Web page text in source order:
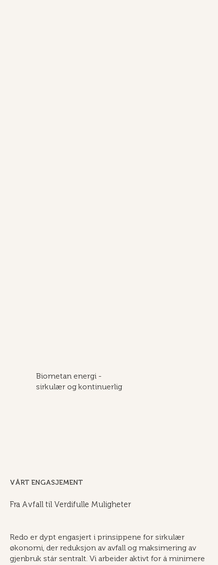
Biometan energi -
sirkulær og kontinuerlig
VÅRT ENGASJEMENT
Fra Avfall til Verdifulle Muligheter
Redo er dypt engasjert i prinsippene for sirkulær
økonomi, der reduksjon av avfall og maksimering av
gjenbruk står sentralt. Vi arbeider aktivt for å minimere